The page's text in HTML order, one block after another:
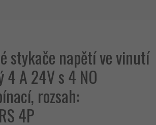
stykače napětí ve vinutí
4 A 24V s 4 NO
rozsah:
4P